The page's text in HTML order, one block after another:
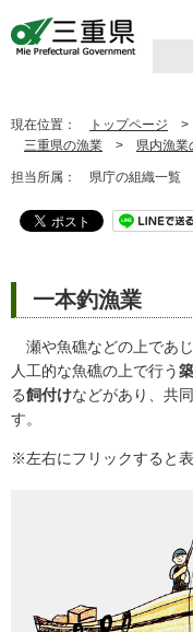
現在位置： トップページ >
三重県の漁業 > 県内漁業
担当所属： 県庁の組織一
一本釣漁業
瀬や魚礁などの上であ
人工的な魚礁の上で行う
る飼付けなどがあり、共
す。
※左右にフリックすると表